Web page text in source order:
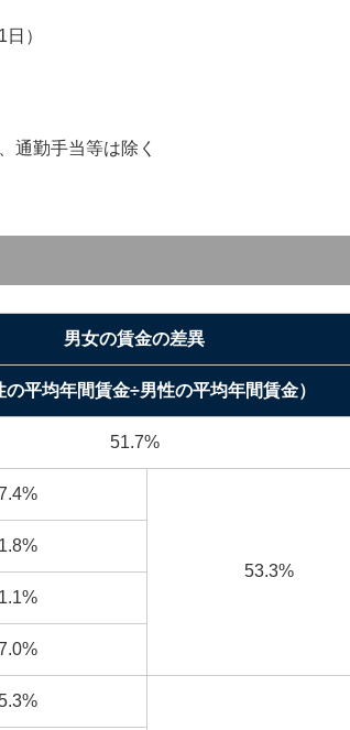
）
通勤手当等は除く
男女の賃金の差異
の平均年間賃金÷男性の平均年間賃金）
51.7%
53.3%